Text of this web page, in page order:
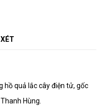
hồ quả lắc cây điện tử, gốc
Hùng.